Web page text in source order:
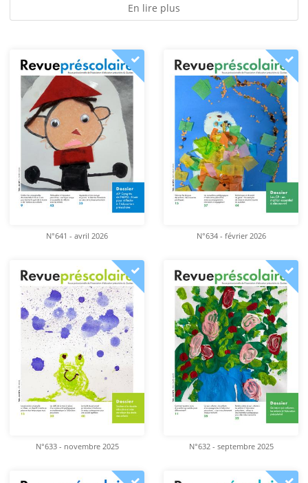
En lire plus
N°641 - avril 2026 N°634 - février 2026
N°633 - novembre 2025 N°632 - septembre 2025